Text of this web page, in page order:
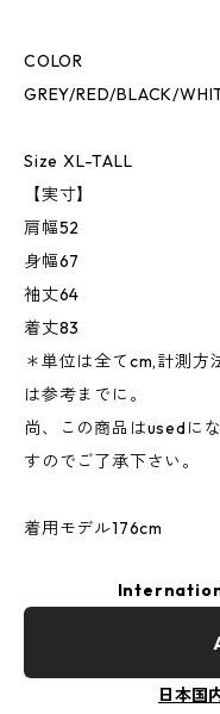
COLOR
GREY/RED/BLACK/
Size XL-TALL
【実寸】
肩幅52
身幅67
袖丈64
着丈83
＊単位は全てcm,計測方
は参考までに。
尚、この商品はusedに
すのでご了承下さい。
着用モデル176cm
日本国